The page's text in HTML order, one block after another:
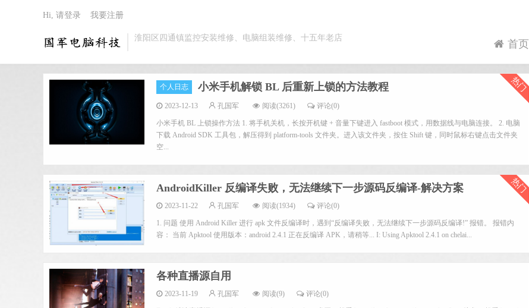
淮阳区四通镇监控安装维修、电脑组装维修、十五年老店
首页
Hi, 请登录 我要注册
个人日志 小米手机解锁 BL 后重新上锁的方法教程
2023-12-13 孔国军 阅读(3261) 评论(0)
小米手机 BL 上锁操作方法 1. 将手机关机，长按开机键 + 音量下键进入 fastboot 模式，用数据线与电脑连接。 2. 电脑
下载 Android SDK 工具包，解压得到 platform-tools 文件夹。进入该文件夹，按住 Shift 键，同时鼠标右键点击文件夹
空...
热门
AndroidKiller 反编译失败，无法继续下一步源码反编译-解决方案
2023-11-22 孔国军 阅读(1934) 评论(0)
1. 问题 使用 Android Killer 进行 apk 文件反编译时，遇到“反编译失败，无法继续下一步源码反编译!” 报错。 报错内
容： 当前 Apktool 使用版本：android 2.4.1 正在反编译 APK，请稍等... I: Using Apktool 2.4.1 on chelai...
热门
各种直播源自用
2023-11-19 孔国军 阅读(9) 评论(0)